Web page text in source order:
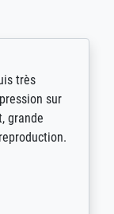
thèmes
des
des
parfaite.